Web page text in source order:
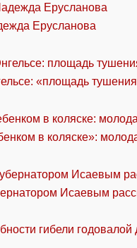
Ерусланова
«площадь
в коляске»:
Исаевым
гибели годовалой